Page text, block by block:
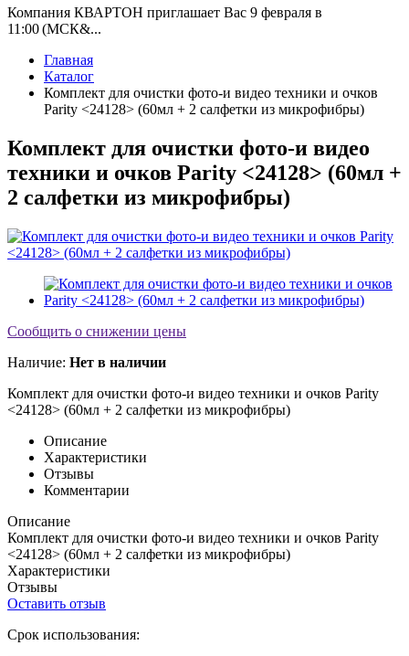
Компания КВАРТОН приглашает Вас 9 февраля в
11:00 (МСК&...
Главная
Каталог
Комплект для очистки фото-и видео техники и очков
Parity <24128> (60мл + 2 салфетки из микрофибры)
Комплект для очистки фото-и видео
техники и очков Parity <24128> (60мл +
2 салфетки из микрофибры)
Сообщить о снижении цены
Наличие: Нет в наличии
Комплект для очистки фото-и видео техники и очков Parity
<24128> (60мл + 2 салфетки из микрофибры)
Описание
Характеристики
Отзывы
Комментарии
Описание
Комплект для очистки фото-и видео техники и очков Parity
<24128> (60мл + 2 салфетки из микрофибры)
Характеристики
Отзывы
Оставить отзыв
Срок использования: